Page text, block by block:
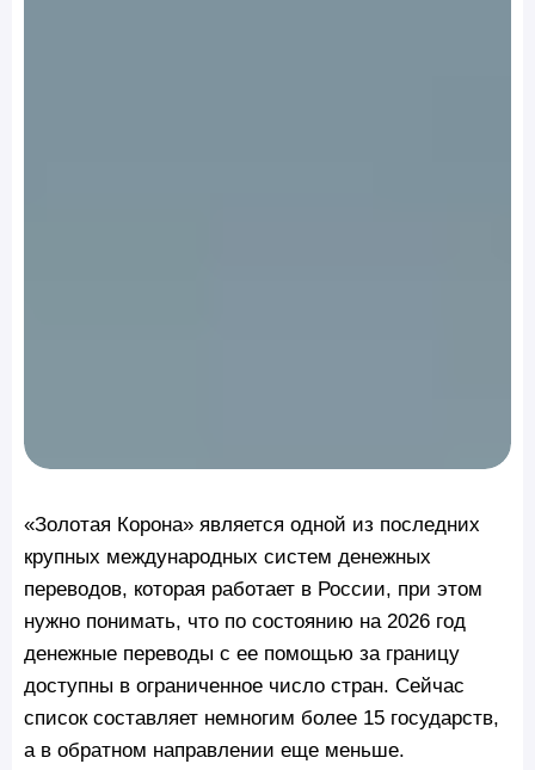
«Золотая Корона» является одной из последних
крупных международных систем денежных
переводов, которая работает в России, при этом
нужно понимать, что по состоянию на 2026 год
денежные переводы с ее помощью за границу
доступны в ограниченное число стран. Сейчас
список составляет немногим более 15 государств,
а в обратном направлении еще меньше.